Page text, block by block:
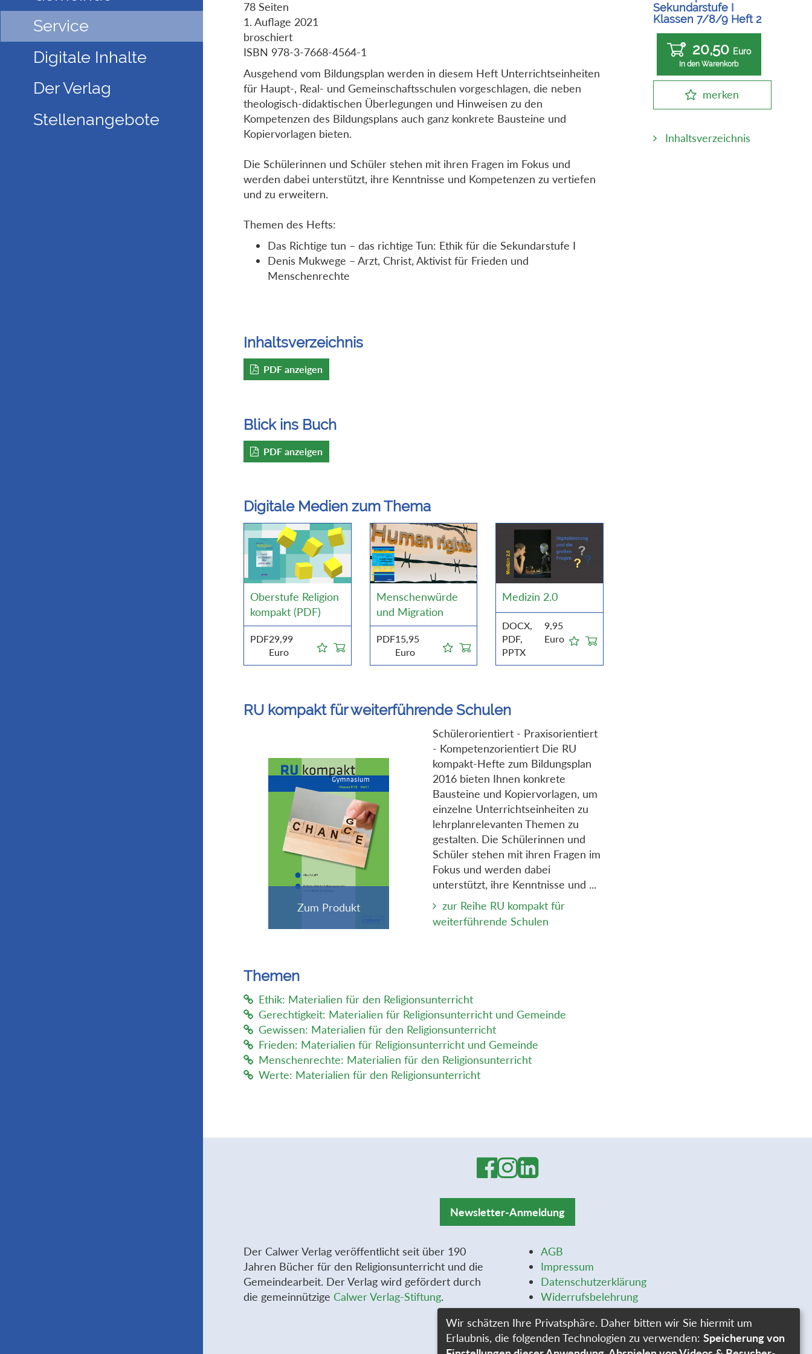
Service
Digitale Inhalte
Der Verlag
Stellenangebote
78 Seiten
1. Auflage 2021
broschiert
ISBN 978-3-7668-4564-1
Ausgehend vom Bildungsplan werden in diesem Heft Unterrichtseinheiten
für Haupt-, Real- und Gemeinschaftsschulen vorgeschlagen, die neben
theologisch-didaktischen Überlegungen und Hinweisen zu den
Kompetenzen des Bildungsplans auch ganz konkrete Bausteine und
Kopiervorlagen bieten.
Die Schülerinnen und Schüler stehen mit ihren Fragen im Fokus und
werden dabei unterstützt, ihre Kenntnisse und Kompetenzen zu vertiefen
und zu erweitern.
Themen des Hefts:
Das Richtige tun – das richtige Tun: Ethik für die Sekundarstufe I
Denis Mukwege – Arzt, Christ, Aktivist für Frieden und
Menschenrechte
Inhaltsverzeichnis
PDF anzeigen
Blick ins Buch
PDF anzeigen
Digitale Medien zum Thema
Oberstufe Religion
kompakt (PDF)
PDF29,99
Euro
Menschenwürde
und Migration
PDF15,95
Euro
Medizin 2.0
DOCX,
PDF,
PPTX
9,95
Euro
RU kompakt für weiterführende Schulen
Schülerorientiert - Praxisorientiert
- Kompetenzorientiert Die RU
kompakt-Hefte zum Bildungsplan
2016 bieten Ihnen konkrete
Bausteine und Kopiervorlagen, um
einzelne Unterrichtseinheiten zu
lehrplanrelevanten Themen zu
gestalten. Die Schülerinnen und
Schüler stehen mit ihren Fragen im
Fokus und werden dabei
unterstützt, ihre Kenntnisse und ...
zur Reihe RU kompakt für
weiterführende Schulen
Themen
Ethik: Materialien für den Religionsunterricht
Gerechtigkeit: Materialien für Religionsunterricht und Gemeinde
Gewissen: Materialien für den Religionsunterricht
Frieden: Materialien für Religionsunterricht und Gemeinde
Menschenrechte: Materialien für den Religionsunterricht
Werte: Materialien für den Religionsunterricht
Sekundarstufe I
Klassen 7/8/9 Heft 2
20,50 Euro
In den Warenkorb
merken
Inhaltsverzeichnis
Newsletter-Anmeldung
Der Calwer Verlag veröffentlicht seit über 190
Jahren Bücher für den Religionsunterricht und die
Gemeindearbeit. Der Verlag wird gefördert durch
die gemeinnützige Calwer Verlag-Stiftung.
AGB
Impressum
Datenschutzerklärung
Widerrufsbelehrung
Widerrufsformular
Stellenangebote
Cookie-Einstellungen
Wir schätzen Ihre Privatsphäre. Daher bitten wir Sie hiermit um
Erlaubnis, die folgenden Technologien zu verwenden: Speicherung von